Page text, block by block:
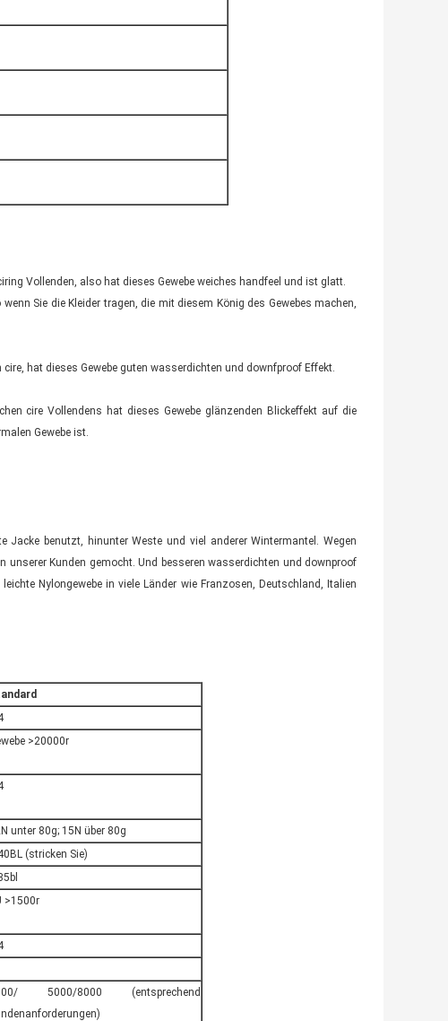
Vollenden, also hat dieses Gewebe weiches handfeel und ist glatt.
Sie die Kleider tragen, die mit diesem König des Gewebes machen,
hat dieses Gewebe guten wasserdichten und downfproof Effekt.
cire Vollendens hat dieses Gewebe glänzenden Blickeffekt auf die
Gewebe ist.
Jacke benutzt, hinunter Weste und viel anderer Wintermantel. Wegen
Kunden gemocht. Und besseren wasserdichten und downproof
Nylongewebe in viele Länder wie Franzosen, Deutschland, Italien
>20000r
unter 80g; 15N über 80g
(stricken Sie)
>1500r
5000/8000 (entsprechend